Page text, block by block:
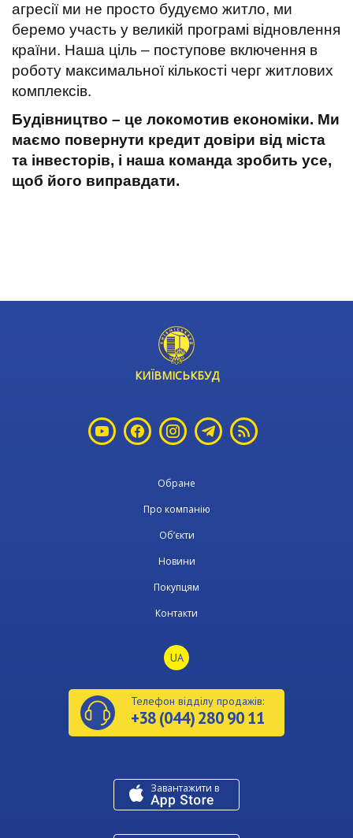
агресії ми не просто будуємо житло, ми
беремо участь у великій програмі відновлення
країни. Наша ціль – поступове включення в
роботу максимальної кількості черг житлових
комплексів.
Будівництво – це локомотив економіки. Ми
маємо повернути кредит довіри від міста
та інвесторів, і наша команда зробить усе,
щоб його виправдати.
КИЇВМІСЬКБУД
Обране
Про компанію
Об’єкти
Новини
Покупцям
Контакти
UA
Телефон відділу продажів:
+38 (044) 280 90 11
Завантажити в